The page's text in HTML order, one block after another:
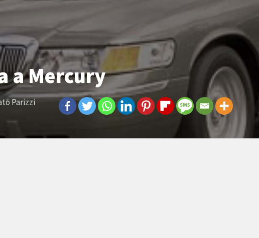
a Mercury
Parizzi